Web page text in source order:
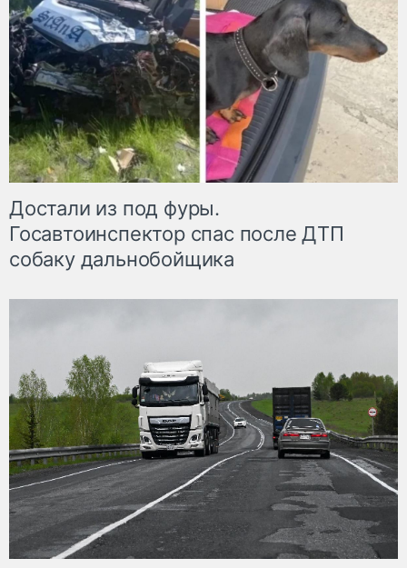
Достали из под фуры.
Госавтоинспектор спас после ДТП
собаку дальнобойщика